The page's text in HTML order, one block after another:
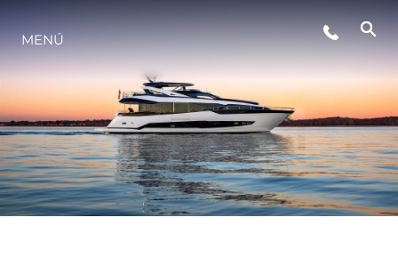
ESTILO DE VIDA
INNOVACIÓN
¿QUIÉNES SOMOS?
MENÚ